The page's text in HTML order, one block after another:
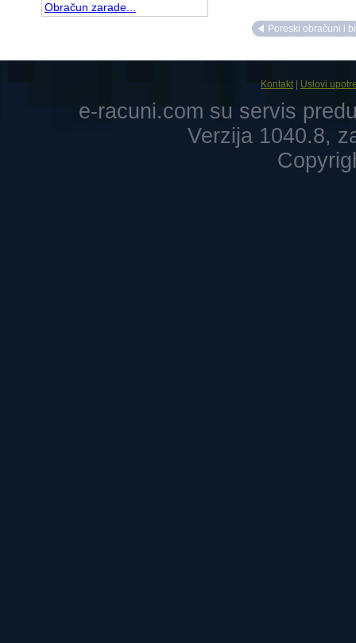
Obračun zarade...
Poreski obračuni i
Kontakt Uslovi
e-racuni.com su servis
Verzija 1040.8,